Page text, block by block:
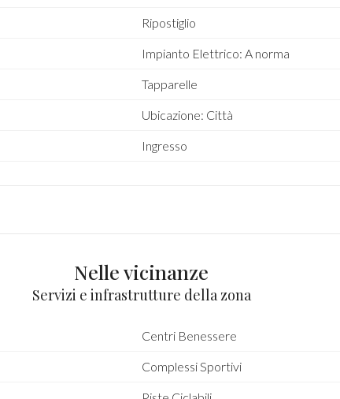
Ripostiglio
Impianto Elettrico: A norma
Tapparelle
Ubicazione: Città
Ingresso
Nelle vicinanze
Servizi e infrastrutture della zona
Centri Benessere
Complessi Sportivi